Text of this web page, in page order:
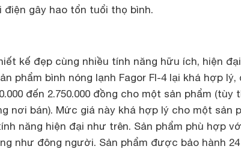
gây hao tổn tuổi thọ bình.
kế đẹp cùng nhiều tính năng hữu ích, hiện đại
phẩm bình nóng lạnh Fagor FI-4 lại khá hợp lý,
đến 2.750.000 đồng cho một sản phẩm (tùy
nơi bán). Mức giá này khá hợp lý cho một sản
năng hiện đại như trên. Sản phẩm phù hợp
như đông người. Sản phẩm được bảo hành 24